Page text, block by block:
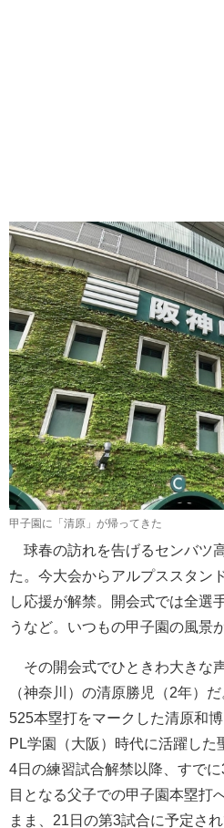
甲子園に「清原」が帰ってきた
球春の訪れを告げるセンバツ
た。今大会からアルプススタン
し応援が解禁。開会式では全選
うなど。いつもの甲子園の風景
その開会式でひときわ大きな
（神奈川）の清原勝児（2年）
525本塁打をマークした清原和
PL学園（大阪）時代に活躍した
4日の練習試合解禁以降、すで
目となる父子での甲子園本塁打
まま、21日の第3試合に予定さ